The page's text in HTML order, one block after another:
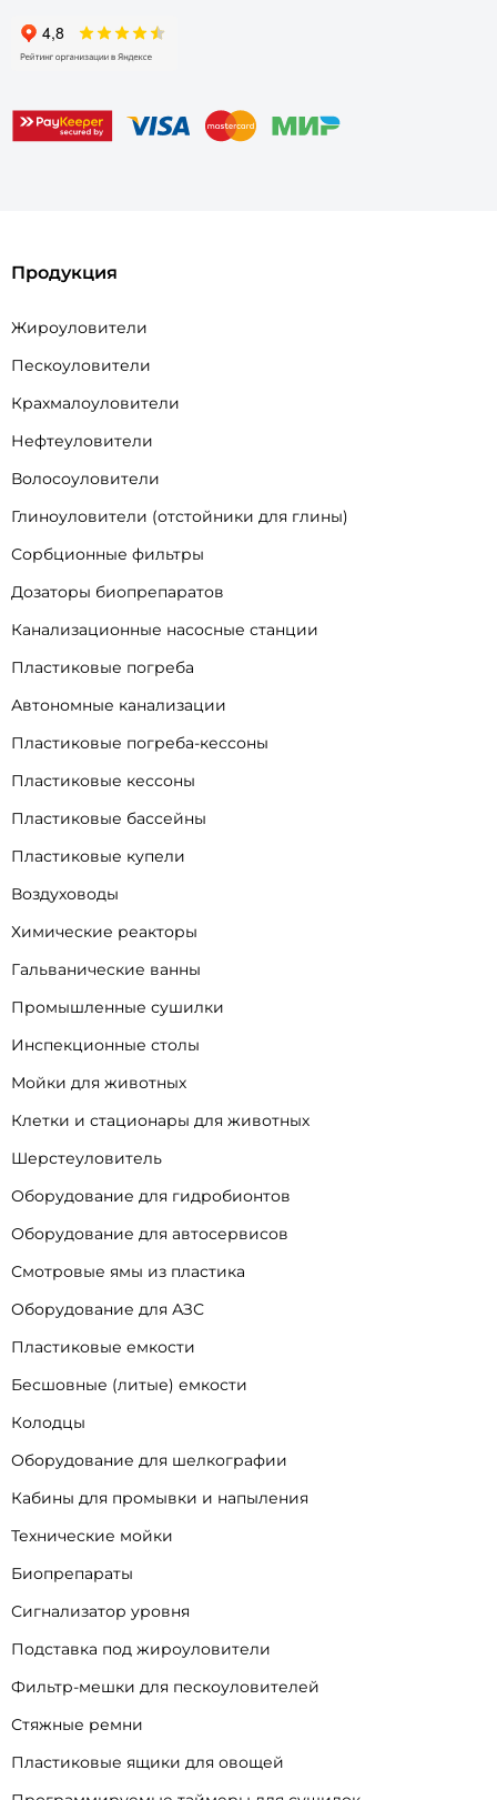
Продукция
Жироуловители
Пескоуловители
Крахмалоуловители
Нефтеуловители
Волосоуловители
Глиноуловители (отстойники для глины)
Сорбционные фильтры
Дозаторы биопрепаратов
Канализационные насосные станции
Пластиковые погреба
Автономные канализации
Пластиковые погреба-кессоны
Пластиковые кессоны
Пластиковые бассейны
Пластиковые купели
Воздуховоды
Химические реакторы
Гальванические ванны
Промышленные сушилки
Инспекционные столы
Мойки для животных
Клетки и стационары для животных
Шерстеуловитель
Оборудование для гидробионтов
Оборудование для автосервисов
Смотровые ямы из пластика
Оборудование для АЗС
Пластиковые емкости
Бесшовные (литые) емкости
Колодцы
Оборудование для шелкографии
Кабины для промывки и напыления
Технические мойки
Биопрепараты
Сигнализатор уровня
Подставка под жироуловители
Фильтр-мешки для пескоуловителей
Стяжные ремни
Пластиковые ящики для овощей